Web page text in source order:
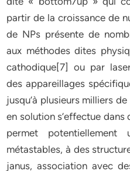
partir de la croissance de
de NPs présente de
aux méthodes dites
cathodique[7] ou par
des appareillages
jusqu’à plusieurs milliers
en solution s’effectue
permet
métastables, à des
janus, association avec